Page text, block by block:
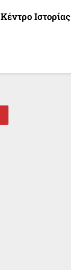
Κέντρο Ιστορίας